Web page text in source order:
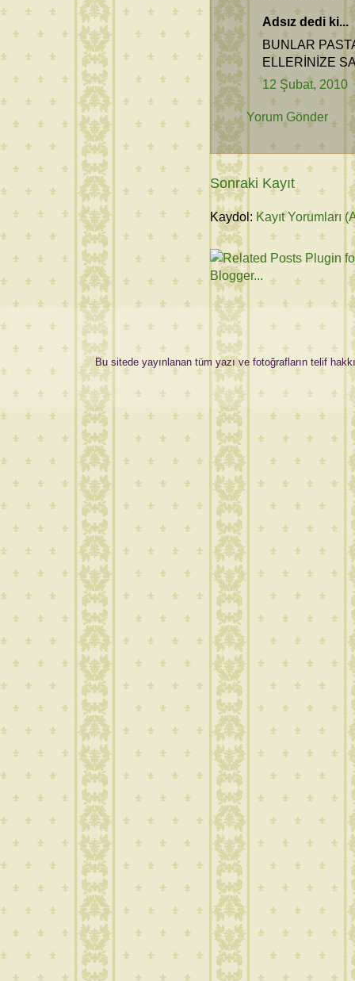
Adsız dedi ki...
BUNLAR
ELLERİNİZE
12 Şubat, 2010
Yorum Gönder
Sonraki Kayıt
Kaydol: Kayıt Yorumları
Bu sitede yayınlanan tüm yazı ve fotoğrafların telif